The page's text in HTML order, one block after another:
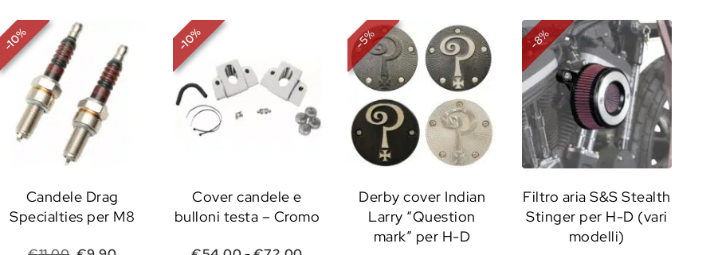
-
10
%
Candele Drag
Specialties per M8
-
10
%
Cover candele e
bulloni testa – Cromo
-
5
%
Derby cover Indian
Larry “Question
mark” per H-D
-8
%
Filtro aria S&S Stealth
Stinger per H-D (vari
modelli)